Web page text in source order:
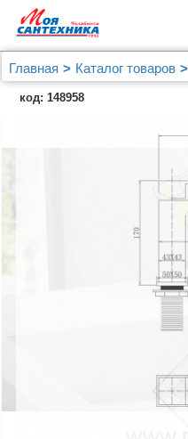
Главная Каталог товаров
Смеситель ABBER
хром
код: 148958